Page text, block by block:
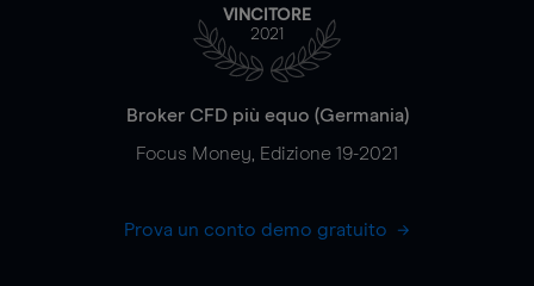
VINCITORE
2021
Broker CFD più equo (Germania)
Focus Money, Edizione 19-2021
Prova un conto demo gratuito